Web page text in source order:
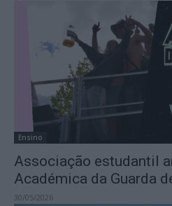
Ensino
Associação estudantil
Académica da Guarda
30/05/2026